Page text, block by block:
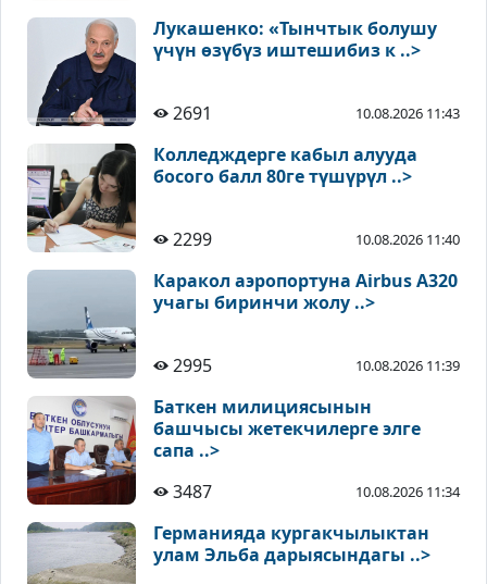
Лукашенко: «Тынчтык болушу
үчүн өзүбүз иштешибиз к ..>
2691 10.08.2026 11:43
Колледждерге кабыл алууда
босого балл 80ге түшүрүл ..>
2299 10.08.2026 11:40
Каракол аэропортуна Airbus A320
учагы биринчи жолу ..>
2995 10.08.2026 11:39
Баткен милициясынын
башчысы жетекчилерге элге
сапа ..>
3487
10.08.2026 11:34
Германияда кургакчылыктан
улам Эльба дарыясындагы ..>